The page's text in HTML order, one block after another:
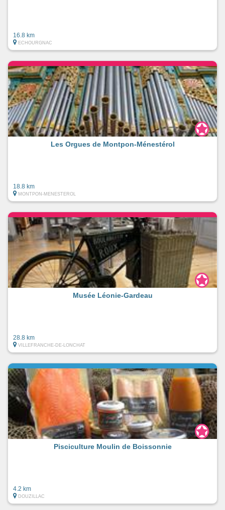
16.8 km
ECHOURGNAC
Les Orgues de Montpon-Ménestérol
18.8 km
MONTPON-MENESTEROL
Musée Léonie-Gardeau
28.8 km
VILLEFRANCHE-DE-LONCHAT
Pisciculture Moulin de Boissonnie
4.2 km
DOUZILLAC